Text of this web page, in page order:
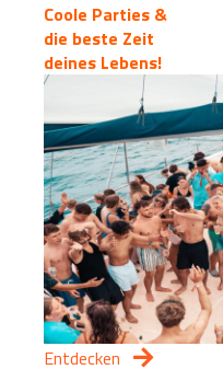
Coole Parties &
die beste Zeit
deines Lebens!
Entdecken